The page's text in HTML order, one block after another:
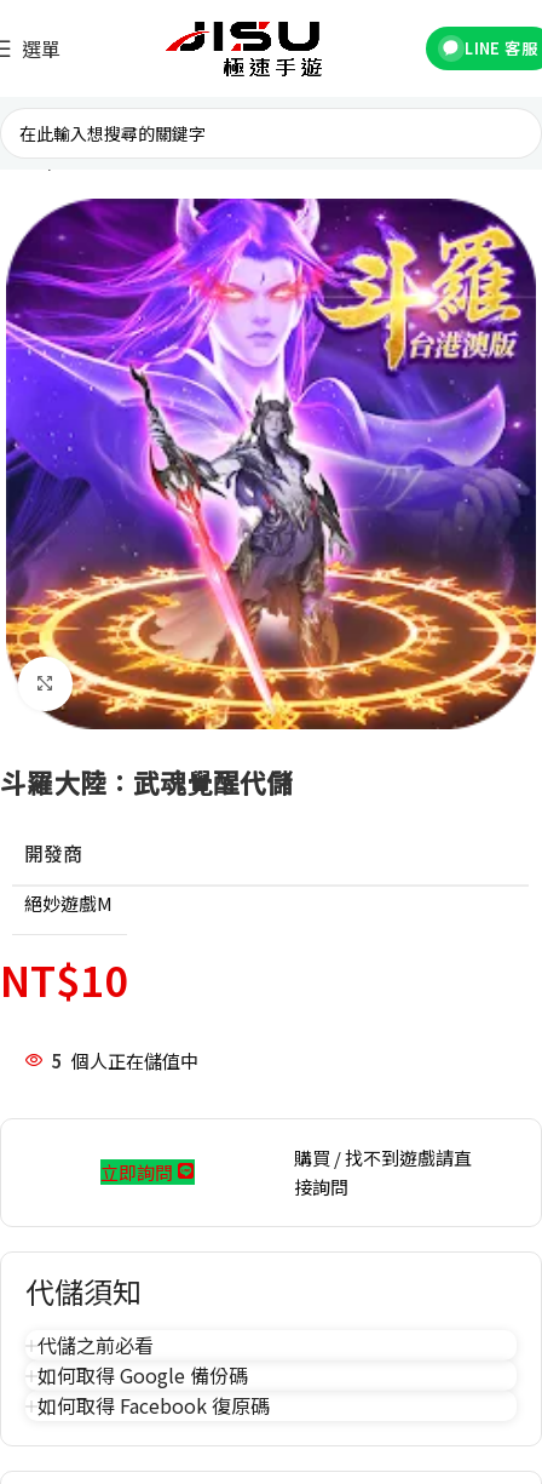
選單 LINE 客服
首頁 台灣遊戲
點擊放大
斗羅大陸：武魂覺醒代儲
開發商
絕妙遊戲M
NT$10
5 個人正在儲值中
立即詢問
購買 / 找不到遊戲請直
接詢問
代儲須知
代儲之前必看
如何取得 Google 備份碼
如何取得 Facebook 復原碼